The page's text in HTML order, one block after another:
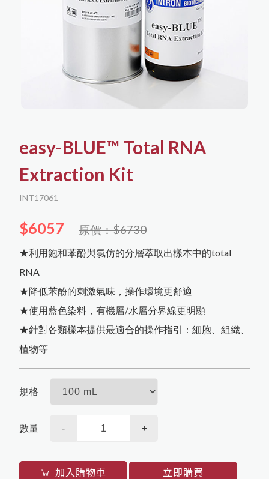
所有商品
Capricorn Scientific
Corning
iNtRON Biotechnology
Texwipe
核酸萃取與分析
RNA萃取
PCR
qPCR
蛋白萃取與分析
蛋白萃取與定量
蛋白純化
Western Blot相關
其他
細胞培養
細胞分選與檢測
冷凍保存
塑膠耗材
污染防治
儀器耗材Agilent RTCA (xCelligence)
購物流程
會員需知
隱私權保護
免責聲明
한국어
easy-BLUE™ Total RNA
Extraction Kit
INT17061
$6057 原價：$6730
★利用飽和苯酚與氯仿的分層萃取出樣本中的total
RNA
★降低苯酚的刺激氣味，操作環境更舒適
★使用藍色染料，有機層/水層分界線更明顯
★針對各類樣本提供最適合的操作指引：細胞、組織、
植物等
規格
數量 - +
加入購物車 立即購買